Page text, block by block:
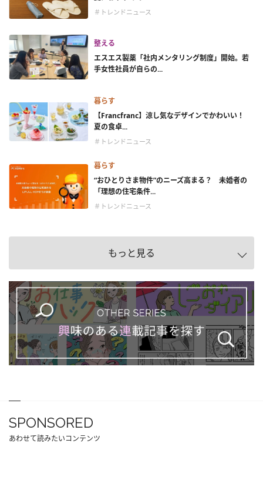
＃トレンドニュース
整える
エスエス製薬「社内メンタリング制度」開始。若
手女性社員が自らの...
暮らす
【Francfranc】涼し気なデザインでかわいい！
夏の食卓...
＃トレンドニュース
暮らす
“おひとりさま物件”のニーズ高まる？ 未婚者の
「理想の住宅条件...
＃トレンドニュース
もっと見る
SPONSORED
あわせて読みたいコンテンツ